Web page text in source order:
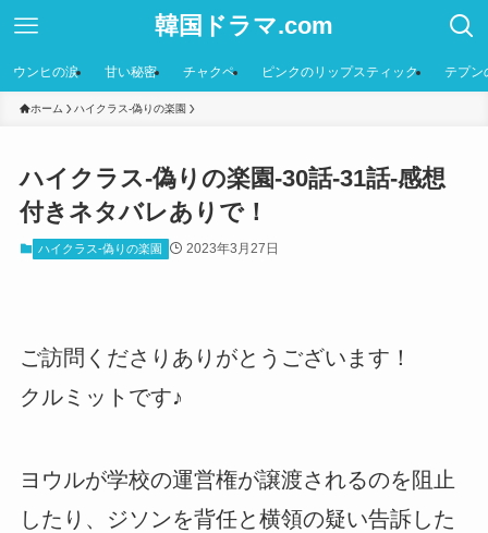
韓国ドラマ.com
ウンヒの涙 甘い秘密 チャクペ ピンクのリップスティック テプン
ホーム ハイクラス-偽りの楽園
ハイクラス-偽りの楽園-30話-31話-感想
付きネタバレありで！
ハイクラス-偽りの楽園 2023年3月27日
ご訪問くださりありがとうございます！
クルミットです♪
ヨウルが学校の運営権が譲渡されるのを阻止
したり、ジソンを背任と横領の疑い告訴した